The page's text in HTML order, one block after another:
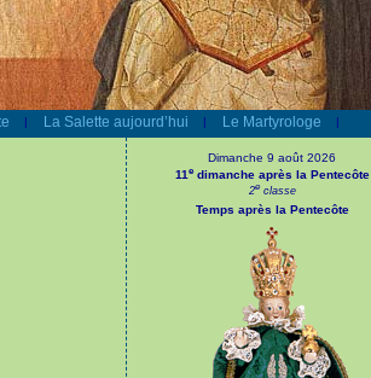
| La Salette aujourd’hui | Le Martyrologe |
Dimanche 9 août 2026
11edimanche après la Pentecôte
2eclasse
Temps après la Pentecôte